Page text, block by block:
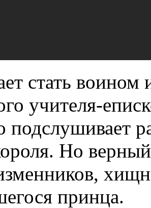
стать воином
учителя-
подслушивает
Но
принца.